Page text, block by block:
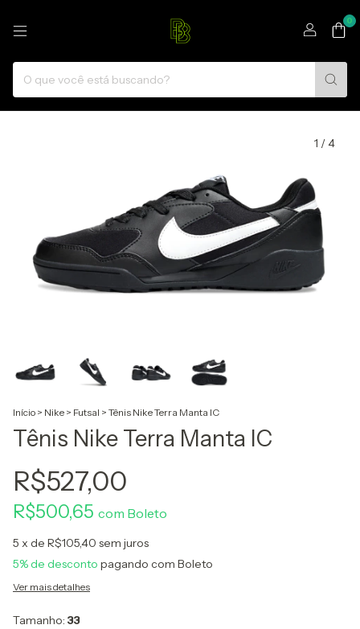
0
1 /4
Início > Nike > Futsal > Tênis Nike Terra Manta IC
Tênis Nike Terra Manta IC
R$527,00
R$500,65 com Boleto
5 x de R$105,40 sem juros
5% de desconto pagando com Boleto
Ver mais detalhes
Tamanho: 33